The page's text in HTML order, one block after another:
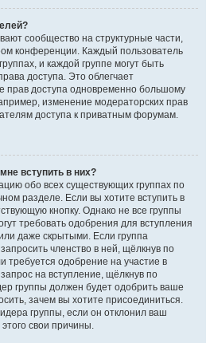
сообщество на структурные части,
конференции. Каждый пользователь
и каждой группе могут быть
доступа. Это облегчает
прав доступа одновременно большому
изменение модераторских прав
доступа к приватным форумам.
вступить в них?
обо всех существующих группах по
разделе. Если вы хотите вступить в
кнопку. Однако не все группы
требовать одобрения для вступления
даже скрытыми. Если группа
членство в ней, щёлкнув по
требуется одобрение на участие в
на вступление, щёлкнув по
группы должен будет одобрить ваше
зачем вы хотите присоединиться.
группы, если он отклонил ваш
свои причины.